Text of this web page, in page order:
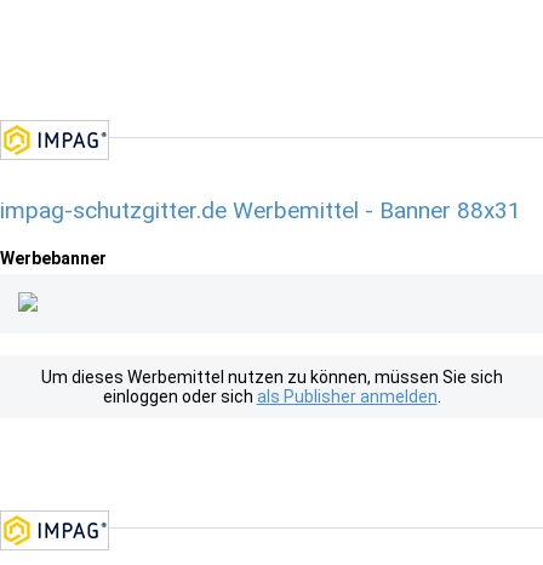
impag-schutzgitter.de Werbemittel - Banner 88x31
Werbebanner
Um dieses Werbemittel nutzen zu können, müssen Sie sich
einloggen oder sich als Publisher anmelden